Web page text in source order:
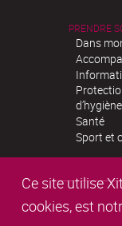
Ce site utilise
cookies, est
PRENDRE
Dans
d’hygiène
Santé
Sport et